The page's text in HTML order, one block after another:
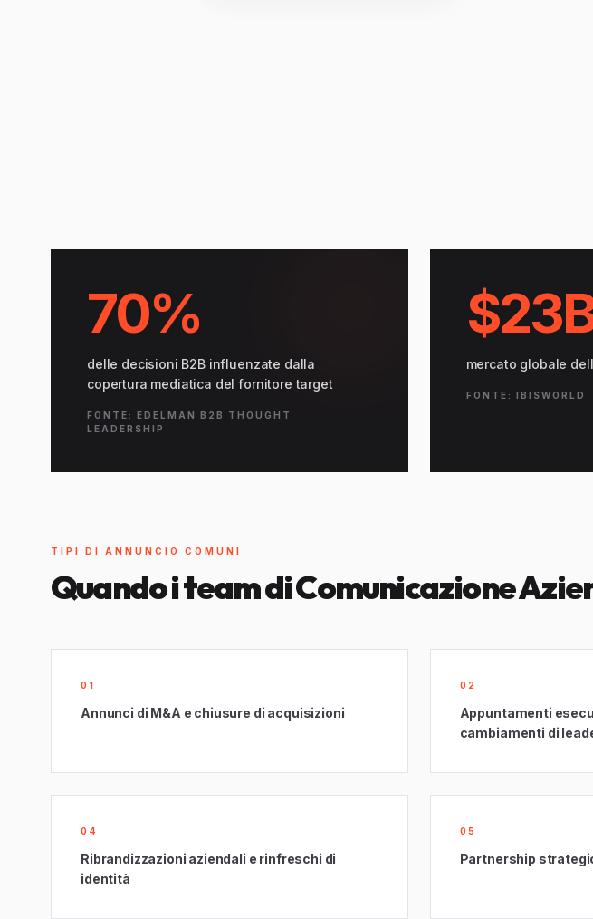
70%
delle decisioni B2B influenzate dalla
copertura mediatica del fornitore target
FONTE: EDELMAN B2B THOUGHT
LEADERSHIP
mercato globale
FONTE: IBISWORLD
TIPI DI ANNUNCIO COMUNI
Quando i team di Comunicazione
01
Annunci di M&A e chiusure di acquisizioni
02
Appuntamenti
cambiamenti di
04
Ribrandizzazioni aziendali e rinfreschi di
identità
05
Partnership